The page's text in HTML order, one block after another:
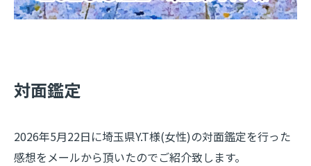
​対面鑑定
2026年5月22日に埼玉県Y.T様(女性)の対面鑑定を行った
感想をメールから頂いたのでご紹介致します。